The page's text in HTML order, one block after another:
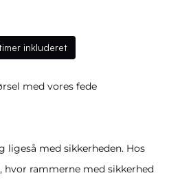
inkluderet
med vores fede
med sikkerheden. Hos
hvor rammerne med sikkerhed